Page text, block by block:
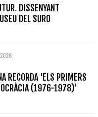
DISSENYANT
DEL SURO
RECORDA 'ELS PRIMERS
(1976-1978)'